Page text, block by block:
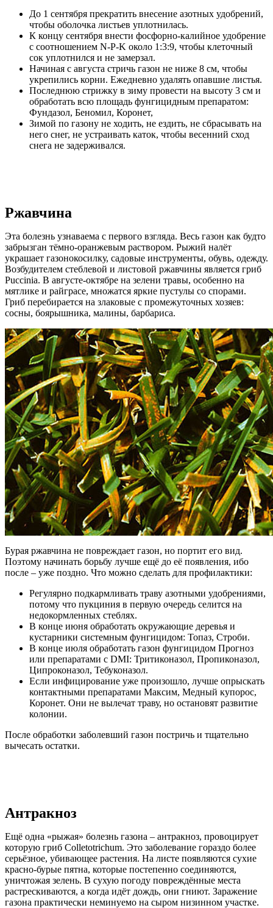
До 1 сентября прекратить внесение азотных удобрений,
чтобы оболочка листьев уплотнилась.
К концу сентября внести фосфорно-калийное удобрение
с соотношением N-P-K около 1:3:9, чтобы клеточный
сок уплотнился и не замерзал.
Начиная с августа стричь газон не ниже 8 см, чтобы
укрепились корни. Ежедневно удалять опавшие листья.
Последнюю стрижку в зиму провести на высоту 3 см и
обработать всю площадь фунгицидным препаратом:
Фундазол, Беномил, Коронет,
Зимой по газону не ходить, не ездить, не сбрасывать на
него снег, не устраивать каток, чтобы весенний сход
снега не задерживался.
Ржавчина
Эта болезнь узнаваема с первого взгляда. Весь газон как будто
забрызган тёмно-оранжевым раствором. Рыжий налёт
украшает газонокосилку, садовые инструменты, обувь, одежду.
Возбудителем стеблевой и листовой ржавчины является гриб
Puccinia. В августе-октябре на зелени травы, особенно на
мятлике и райграсе, множатся яркие пустулы со спорами.
Гриб перебирается на злаковые с промежуточных хозяев:
сосны, боярышника, малины, барбариса.
Бурая ржавчина не повреждает газон, но портит его вид.
Поэтому начинать борьбу лучше ещё до её появления, ибо
после – уже поздно. Что можно сделать для профилактики:
Регулярно подкармливать траву азотными удобрениями,
потому что пукциния в первую очередь селится на
недокормленных стеблях.
В конце июня обработать окружающие деревья и
кустарники системным фунгицидом: Топаз, Строби.
В конце июля обработать газон фунгицидом Прогноз
или препаратами с DMI: Тритиконазол, Пропиконазол,
Ципроконазол, Тебуконазол.
Если инфицирование уже произошло, лучше опрыскать
контактными препаратами Максим, Медный купорос,
Коронет. Они не вылечат траву, но остановят развитие
колонии.
После обработки заболевший газон постричь и тщательно
вычесать остатки.
Антракноз
Ещё одна «рыжая» болезнь газона – антракноз, провоцирует
которую гриб Colletotrichum. Это заболевание гораздо более
серьёзное, убивающее растения. На листе появляются сухие
красно-бурые пятна, которые постепенно соединяются,
уничтожая зелень. В сухую погоду повреждённые места
растрескиваются, а когда идёт дождь, они гниют. Заражение
газона практически неминуемо на сыром низинном участке.